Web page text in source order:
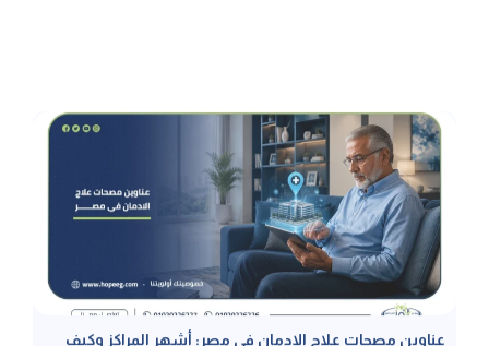
عناوين مصحات علاج الإدمان في مصر: أشهر المراكز وكيف
تختار الأنسب
عناوين مصحات علاج الإدمان في مصر هي البوابة الأهم للبدء في رحلة
التعافي الآمن، وخاصة المصحات المرخصة حيث يضمن ذلك الحصول على